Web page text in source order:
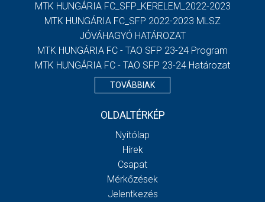
MTK HUNGÁRIA FC_SFP_KERELEM_2022-2023
MTK HUNGÁRIA FC_SFP 2022-2023 MLSZ
JÓVÁHAGYÓ HATÁROZAT
MTK HUNGÁRIA FC - TAO SFP 23-24 Program
MTK HUNGÁRIA FC - TAO SFP 23-24 Határozat
TOVÁBBIAK
OLDALTÉRKÉP
Nyitólap
Hírek
Csapat
Mérkőzések
Jelentkezés